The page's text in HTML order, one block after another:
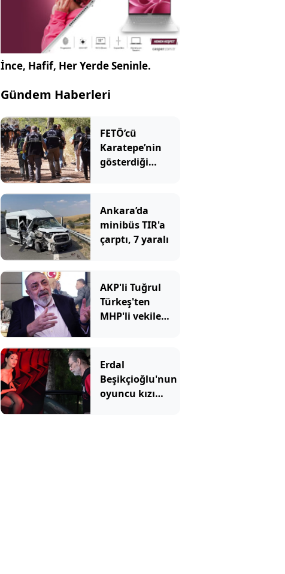
İnce, Hafif, Her Yerde Seninle.
Gündem Haberleri
FETÖ’cü
Karatepe’nin
gösterdiği
açıklandı
Ankara’da
minibüs TIR'a
çarptı, 7 yaralı
AKP'li Tuğrul
Türkeş'ten
MHP'li vekile
Erdal
Beşikçioğlu'nun
oyuncu kızı